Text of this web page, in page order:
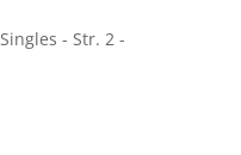
- Str. 2 -